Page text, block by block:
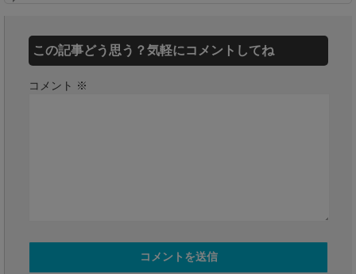
この記事どう思う？気軽にコメントしてね
コメント ※